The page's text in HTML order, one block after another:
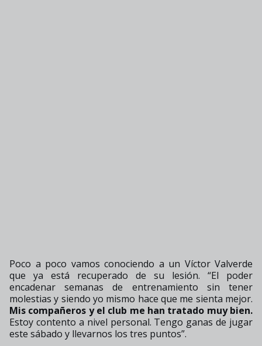
Poco a poco vamos conociendo a un Víctor Valverde
que ya está recuperado de su lesión. “El poder
encadenar semanas de entrenamiento sin tener
molestias y siendo yo mismo hace que me sienta mejor.
Mis compañeros y el club me han tratado muy bien.
Estoy contento a nivel personal. Tengo ganas de jugar
este sábado y llevarnos los tres puntos”.